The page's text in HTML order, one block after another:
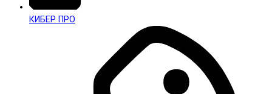
КИБЕР ПРО